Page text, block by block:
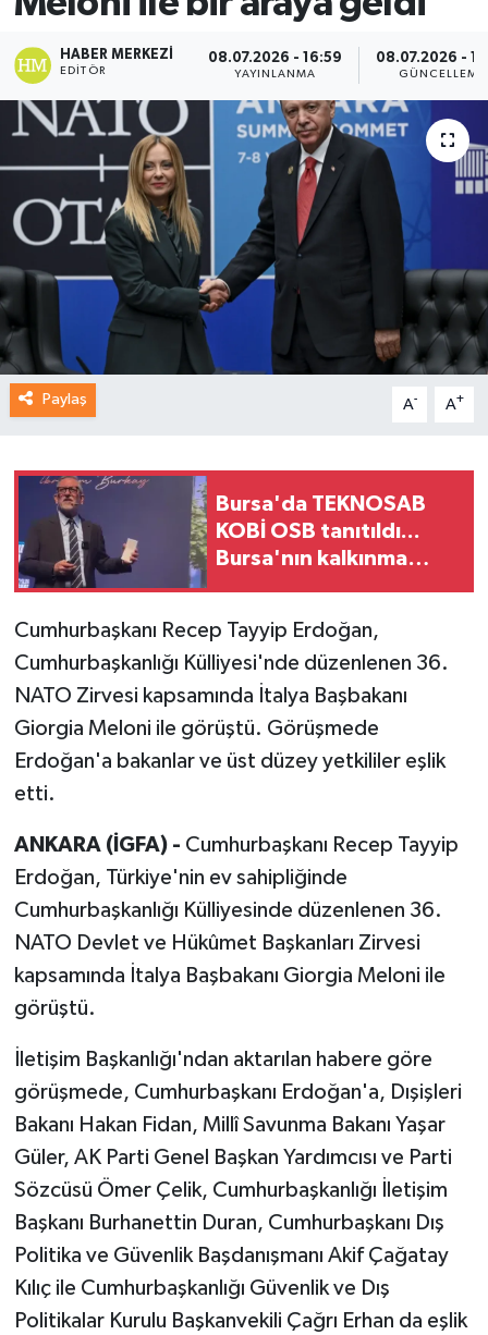
HABER MERKEZI
EDITÖR
08.07.2026 - 16:59
YAYINLANMA
08.07.2026 -
GÜNCELLEME
Paylaş A- A+
Bursa'da TEKNOSAB
KOBİ OSB tanıtıldı...
Bursa'nın kalkınma
Cumhurbaşkanı Recep Tayyip Erdoğan,
Cumhurbaşkanlığı Külliyesi'nde düzenlenen 36.
NATO Zirvesi kapsamında İtalya Başbakanı
Giorgia Meloni ile görüştü. Görüşmede
Erdoğan'a bakanlar ve üst düzey yetkililer eşlik
etti.
ANKARA (İGFA) - Cumhurbaşkanı Recep Tayyip
Erdoğan, Türkiye'nin ev sahipliğinde
Cumhurbaşkanlığı Külliyesinde düzenlenen 36.
NATO Devlet ve Hükûmet Başkanları Zirvesi
kapsamında İtalya Başbakanı Giorgia Meloni ile
görüştü.
İletişim Başkanlığı'ndan aktarılan habere göre
görüşmede, Cumhurbaşkanı Erdoğan'a, Dışişleri
Bakanı Hakan Fidan, Millî Savunma Bakanı Yaşar
Güler, AK Parti Genel Başkan Yardımcısı ve Parti
Sözcüsü Ömer Çelik, Cumhurbaşkanlığı İletişim
Başkanı Burhanettin Duran, Cumhurbaşkanı Dış
Politika ve Güvenlik Başdanışmanı Akif Çağatay
Kılıç ile Cumhurbaşkanlığı Güvenlik ve Dış
Politikalar Kurulu Başkanvekili Çağrı Erhan da eşlik